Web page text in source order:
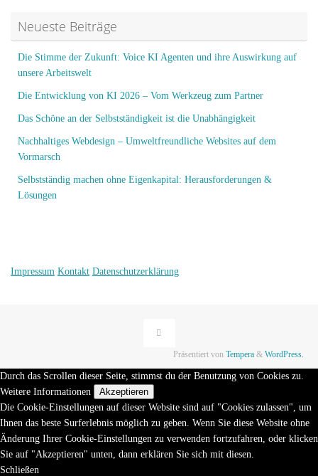
Neueste Beiträge
Die Stimme der Zukunft: Voice KI Agenten und ihre Auswirkung auf
unsere Arbeitswelt
Die Entwicklung von KI 2026 – Vom Werkzeug zum Partner
Das Schöne an der Selbstständigkeit ist die Unabhängigkeit
Nachhaltiges Webdesign – Umweltfreundliche Websites auf dem
Vormarsch
Selbstständig machen ohne Eigenkapital: Herausforderungen &
Lösungen
Impressum Kontakt Datenschutzerklärung
Präsentiert von Tempera & WordPress.
Durch das Scrollen dieser Seite, stimmst du der Benutzung von Cookies zu.
Weitere Informationen
Akzeptieren
Die Cookie-Einstellungen auf dieser Website sind auf "Cookies zulassen", um
Ihnen das beste Surferlebnis möglich zu geben. Wenn Sie diese Website ohne
Änderung Ihrer Cookie-Einstellungen zu verwenden fortzufahren, oder klicken
Sie auf "Akzeptieren" unten, dann erklären Sie sich mit diesen.
Schließen